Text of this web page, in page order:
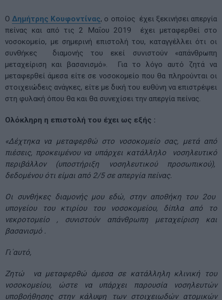
ΟΔημήτρης Κουφοντίνας, ο οποίος έχει ξεκινήσει απεργία
πείνας και από τις 2 Μαΐου 2019 έχει μεταφερθεί στο
νοσοκομείο, με σημερινή επιστολή του, καταγγέλλει ότι οι
συνθήκες διαμονής του εκεί συνιστούν «απάνθρωπη
μεταχείριση και βασανισμό». Για το λόγο αυτό ζητά να
μεταφερθεί άμεσα είτε σε νοσοκομείο που θα πληρούνται οι
στοιχειώδεις ανάγκες, είτε με δική του ευθύνη να επιστρέψει
στη φυλακή όπου θα και θα συνεχίσει την απεργία πείνας.
Ολόκληρη η επιστολή του έχει ως εξής :
«Δέχτηκα να μεταφερθώ στο νοσοκομείο σας, μετά από
πιέσεις, προκειμένου να υπάρχει κατάλληλο νοσηλευτικό
περιβάλλον (υποστήριξη νοσηλευτικού προσωπικού),
δεδομένου ότι είμαι από 2/5 σε απεργία πείνας.
Οι συνθήκες διαμονής μου εδώ, στην αποθήκη του 2ου
υπογείου του κτιρίου του νοσοκομείου, δίπλα από το
νεκροτομείο , συνιστούν απάνθρωπη μεταχείριση και
βασανισμό .
Γι΄αυτό,
Ζητώ να μεταφερθώ άμεσα σε κατάλληλη κλινική του
νοσοκομείου, ώστε να υπάρχει παρουσία νοσηλευτών
υποβοήθησης στην κάλυψη των στοιχειωδών ατομικών